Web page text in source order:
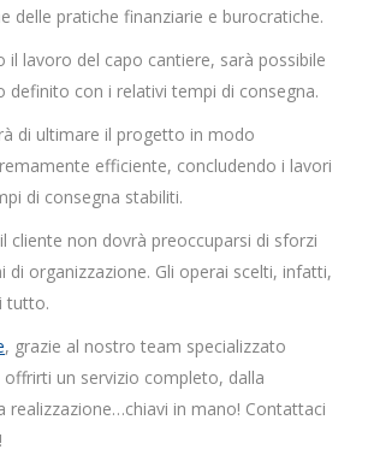
delle pratiche finanziarie e burocratiche.
il lavoro del capo cantiere, sarà possibile
definito con i relativi tempi di consegna.
di ultimare il progetto in modo
efficiente, concludendo i lavori
di consegna stabiliti.
cliente non dovrà preoccuparsi di sforzi
di organizzazione. Gli operai scelti, infatti,
tutto.
, grazie al nostro team specializzato
un servizio completo, dalla
realizzazione…chiavi in mano! Contattaci